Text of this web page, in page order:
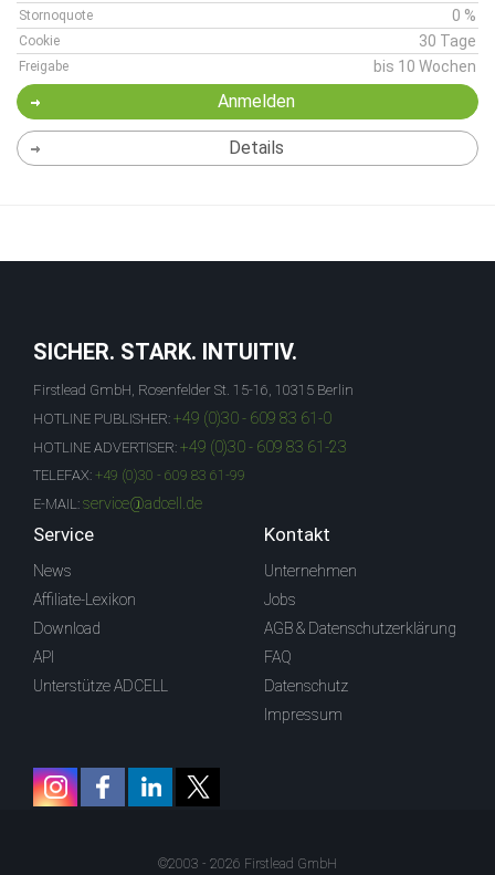
Stornoquote 0 %
Cookie 30 Tage
Freigabe bis 10 Wochen
Anmelden
Details
SICHER. STARK. INTUITIV.
Firstlead GmbH, Rosenfelder St. 15-16, 10315 Berlin
HOTLINE PUBLISHER: +49 (0)30 - 609 83 61-0
HOTLINE ADVERTISER: +49 (0)30 - 609 83 61-23
TELEFAX: +49 (0)30 - 609 83 61-99
E-MAIL: service@adcell.de
Service
News
Affiliate-Lexikon
Download
API
Unterstütze ADCELL
Kontakt
Unternehmen
Jobs
AGB & Datenschutzerklärung
FAQ
Datenschutz
Impressum
©2003 - 2026 Firstlead GmbH